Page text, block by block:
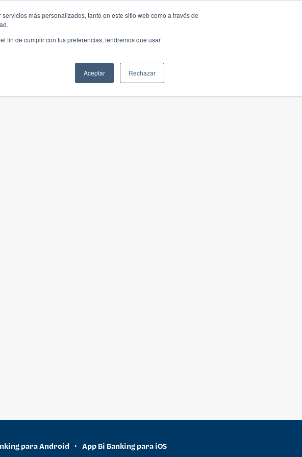
más personalizados, tanto en este sitio web como a través de
fin de cumplir con tus preferencias, tendremos que usar
Aceptar Rechazar
para Android • App Bi Banking para iOS